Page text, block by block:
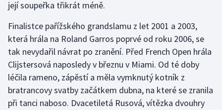
její soupeřka třikrát méně.
Finalistce pařížského grandslamu z let 2001 a 2003,
která hrála na Roland Garros poprvé od roku 2006, se
tak nevydařil návrat po zranění. Před French Open hrála
Clijstersová naposledy v březnu v Miami. Od té doby
léčila rameno, zápěstí a měla vymknutý kotník z
bratrancovy svatby začátkem dubna, na které se zranila
při tanci naboso. Dvacetiletá Rusová, vítězka dvouhry